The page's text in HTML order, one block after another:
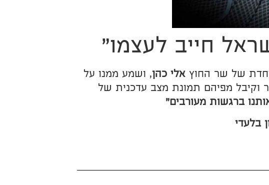
חייב לעצמו"
של שר החוץ אלי כהן, ושמע ממנו על
וקיבל מפיהם תמונת מצב עדכנית של
ברגשות מעורבים"
בלעדי